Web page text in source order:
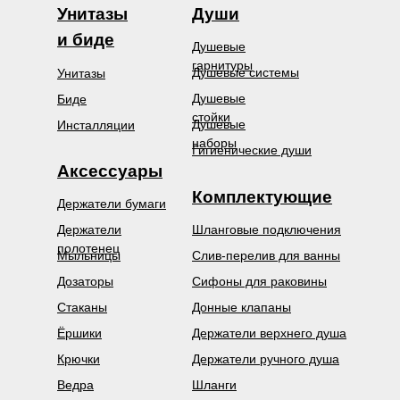
Души
Душевые
гарнитуры
Душевые системы
Гигиенические души
Аксессуары
Держатели бумаги
Держатели
полотенец
Мыльницы
Комплектующие
Шланговые подключения
Слив-перелив для ванны
Сифоны для раковины
Донные клапаны
Душевые
стойки
Душевые
наборы
Дозаторы
Держатели верхнего душа
Инсталляции
Биде
Унитазы
Унитазы
и биде
Стаканы
Ёршики
Крючки
Ведра
Держатели ручного душа
Шланги